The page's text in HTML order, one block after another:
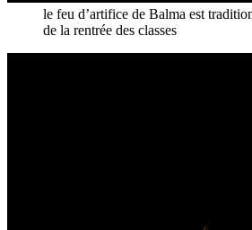
le feu d’artifice de Balma est
de la rentrée des classes